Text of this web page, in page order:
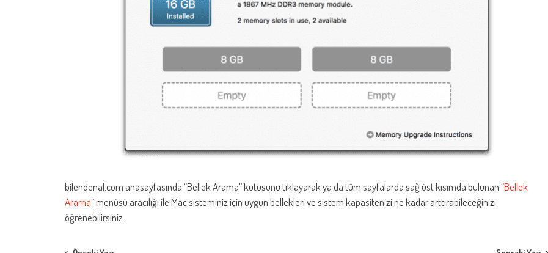
bilendenal.com anasayfasında “Bellek Arama” kutusunu tıklayarak ya da tüm sayfalarda sağ üst kısımda bulunan “Bellek
Arama” menüsü aracılığı ile Mac sisteminiz için uygun bellekleri ve sistem kapasitenizi ne kadar arttırabileceğinizi
öğrenebilirsiniz.